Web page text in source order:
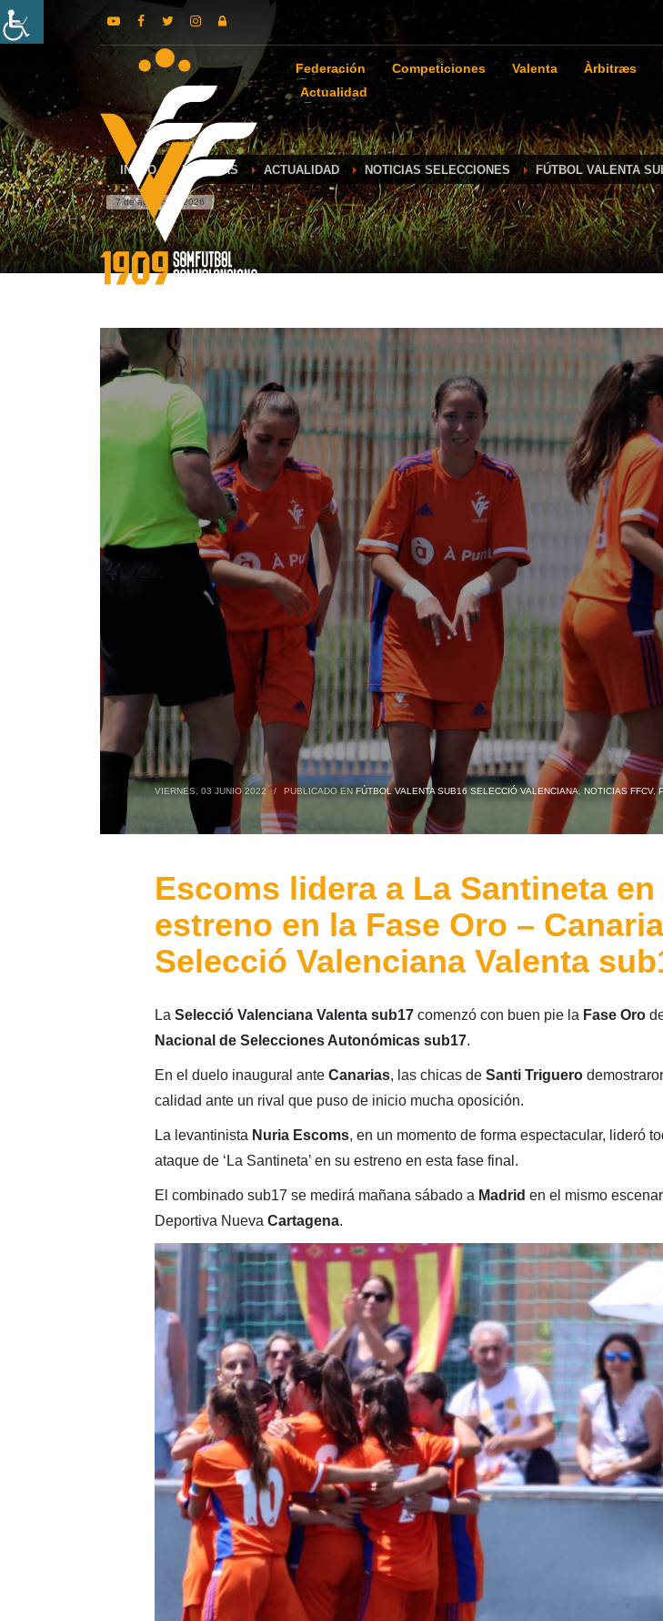
Federación Competiciones Valenta Àrbitræs
Actualidad
INICIO NOTICIAS ACTUALIDAD NOTICIAS SELECCIONES FÚTBOL VALENTA
7 de agosto de 2026
VIERNES, 03 JUNIO 2022 / PUBLICADO EN FÚTBOL VALENTA SUB16 SELECCIÓ VALENCIANA, NOTICIAS FFCV,
Escoms lidera a La Santineta en
estreno en la Fase Oro –
Selecció Valenciana Valenta
La Selecció Valenciana Valenta sub17comenzó con buen pie la Fase Oro
Nacional de Selecciones Autonómicas sub17.
En el duelo inaugural ante Canarias, las chicas de Santi Triguero
calidad ante un rival que puso de inicio mucha oposición.
La levantinista Nuria Escoms, en un momento de forma espectacular, lideró
ataque de ‘La Santineta’ en su estreno en esta fase final.
El combinado sub17 se medirá mañana sábado a Madrid en el mismo
Deportiva Nueva Cartagena.